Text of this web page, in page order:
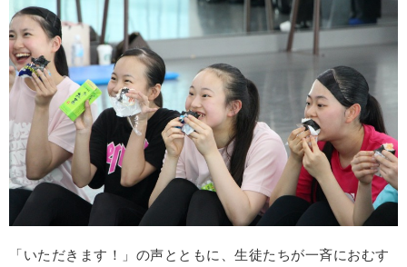
「いただきます！」の声とともに、生徒たちが一斉におむす